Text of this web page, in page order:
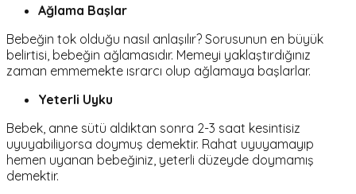
Ağlama Başlar
Bebeğin tok olduğu nasıl anlaşılır? Sorusunun en büyük
belirtisi, bebeğin ağlamasıdır. Memeyi yaklaştırdığınız
zaman emmemekte ısrarcı olup ağlamaya başlarlar.
Yeterli Uyku
Bebek, anne sütü aldıktan sonra 2-3 saat kesintisiz
uyuyabiliyorsa doymuş demektir. Rahat uyuyamayıp
hemen uyanan bebeğiniz, yeterli düzeyde doymamış
demektir.